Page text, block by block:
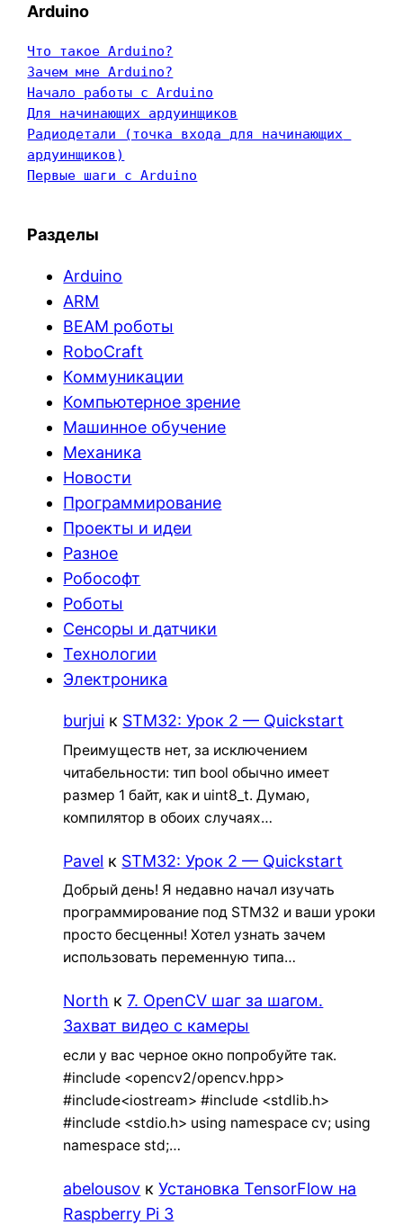
Arduino
Что такое Arduino?
Зачем мне Arduino?
Начало работы с Arduino
Для начинающих ардуинщиков
Радиодетали (точка входа для начинающих
ардуинщиков)
Первые шаги с Arduino
Разделы
Arduino
ARM
BEAM роботы
RoboCraft
Коммуникации
Компьютерное зрение
Машинное обучение
Механика
Новости
Программирование
Проекты и идеи
Разное
Робософт
Роботы
Сенсоры и датчики
Технологии
Электроника
burjui к STM32: Урок 2 — Quickstart
Преимуществ нет, за исключением
читабельности: тип bool обычно имеет
размер 1 байт, как и uint8_t. Думаю,
компилятор в обоих случаях…
Pavel к STM32: Урок 2 — Quickstart
Добрый день! Я недавно начал изучать
программирование под STM32 и ваши уроки
просто бесценны! Хотел узнать зачем
использовать переменную типа…
North к7. OpenCV шаг за шагом.
Захват видео с камеры
если у вас черное окно попробуйте так.
#include <opencv2/opencv.hpp>
#include<iostream> #include <stdlib.h>
#include <stdio.h> using namespace cv; using
namespace std;…
abelousov кУстановка TensorFlow на
Raspberry Pi 3